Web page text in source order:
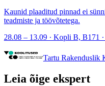
Kaunid plaaditud pinnad ei
teadmiste ja töövõtetega.
28.08 – 13.09 · Kopli B, B171
Tartu Rakenduslik
Leia õige ekspert